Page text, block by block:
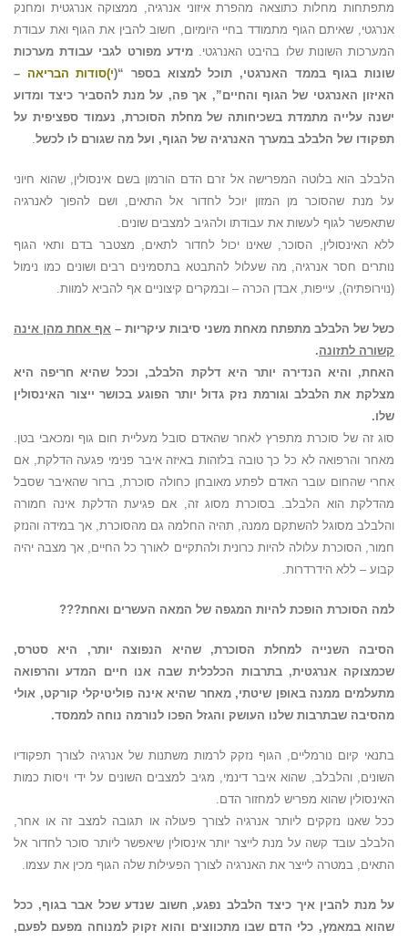
מתפתחות מחלות כתוצאה מהפרת איזוני אנרגיה, ממצוקה אנרגטית ומחנק
אנרגטי, שאיתם הגוף מתמודד בחיי היומיום, חשוב להבין את הגוף ואת עבודת
המערכות השונות שלו בהיבט האנרגטי.מידע מפורט לגבי עבודת מערכות
שונות בגוף בממד האנרגטי, תוכל למצוא בספר “(י)סודות הבריאה –
האיזון האנרגטי של הגוף והחיים”, אך פה, על מנת להסביר כיצד ומדוע
ישנה עלייה מתמדת בשכיחותה של מחלת הסוכרת, נעמוד ספציפית על
תפקודו של הלבלב במערך האנרגיה של הגוף, ועל מה שגורם לו לכשל.
הלבלב הוא בלוטה המפרישה אל זרם הדם הורמון בשם אינסולין, שהוא חיוני
על מנת שהסוכר מן המזון יוכל לחדור אל התאים, ושם להפוך לאנרגיה
שתאפשר לגוף לעשות את עבודתו ולהגיב למצבים שונים.
ללא האינסולין, הסוכר, שאינו יכול לחדור לתאים, מצטבר בדם ותאי הגוף
נותרים חסר אנרגיה, מה שעלול להתבטא בתסמינים רבים ושונים כמו נימול
(נוירופתיה), עייפות, אבדן הכרה – ובמקרים קיצוניים אף להביא למוות.
כשל של הלבלב מתפתח מאחת משני סיבות עיקריות – אף אחת מהן אינה
קשורה לתזונה.
האחת, והיא הנדירה יותר היא דלקת הלבלב, וככל שהיא חריפה היא
מצלקת את הלבלב וגורמת נזק גדול יותר הפוגע בכושר ייצור האינסולין
שלו.
סוג זה של סוכרת מתפרץ לאחר שהאדם סובל מעליית חום גוף ומכאבי בטן.
מאחר והרפואה לא כל כך טובה בלזהות באיזה איבר פנימי פגעה הדלקת, אם
אחרי שהחום עובר האדם לפתע מאובחן כחולה סוכרת, ברור שהאיבר שסבל
מהדלקת הוא הלבלב. בסוכרת מסוג זה, אם פגיעת הדלקת אינה חמורה
והלבלב מסוגל להשתקם ממנה, תהיה החלמה גם מהסוכרת, אך במידה והנזק
חמור, הסוכרת עלולה להיות כרונית ולהתקיים לאורך כל החיים, אך מצבה יהיה
קבוע – ללא הידרדרות.
למה הסוכרת הופכת להיות המגפה של המאה העשרים ואחת???
הסיבה השנייה למחלת הסוכרת, שהיא הנפוצה יותר, היא סטרס,
שכמצוקה אנרגטית, בתרבות הכלכלית שבה אנו חיים המדע והרפואה
מתעלמים ממנה באופן שיטתי, מאחר שהיא אינה פוליטיקלי קורקט, אולי
מהסיבה שבתרבות שלנו העושק והגזל הפכו לנורמה נוחה לממסד.
בתנאי קיום נורמליים, הגוף נזקק לרמות משתנות של אנרגיה לצורך תפקודיו
השונים, והלבלב, שהוא איבר דינמי, מגיב למצבים השונים על ידי ויסות כמות
האינסולין שהוא מפריש למחזור הדם.
ככל שאנו נזקקים ליותר אנרגיה לצורך פעולה או תגובה למצב זה או אחר,
הלבלב עובד קשה על מנת לייצר יותר אינסולין שיאפשר ליותר סוכר לחדור אל
התאים, במטרה לייצר את האנרגיה לצורך הפעילות שלה הגוף מכין את עצמו.
על מנת להבין איך כיצד הלבלב נפגע, חשוב שנדע שכל אבר בגוף, ככל
שהוא במאמץ, כלי הדם שבו מתכווצים והוא זקוק למנוחה מפעם לפעם,